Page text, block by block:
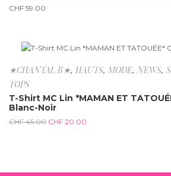
CHF 59.00
-55.6%
★CHANTAL B★, HAUTS, MODE,NEWS,
TOPS
T-Shirt MC Lin *MAMAN ET
Blanc-Noir
CHF45.00 CHF 20.00